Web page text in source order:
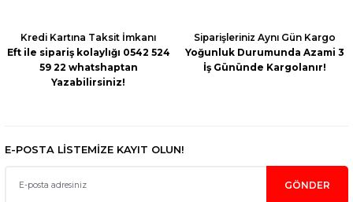
Kredi Kartına Taksit İmkanı
Eft ile sipariş kolaylığı 0542 524
59 22 whatshaptan
Yazabilirsiniz!
Siparişleriniz Aynı Gün Kargo
Yoğunluk Durumunda Azami 3
İş Gününde Kargolanır!
E-POSTA LİSTEMİZE KAYIT OLUN!
GÖNDER